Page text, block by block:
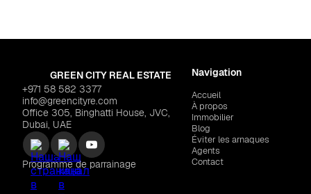
GREEN CITY REAL ESTATE
+971 58 582 3377
info@greencityre.com
Office 305, Binghatti House, JVC,
Dubai, UAE
Programme de parrainage
Navigation
Accueil
À propos
Immobilier
Blog
Éviter les arnaques
Agents
Contact